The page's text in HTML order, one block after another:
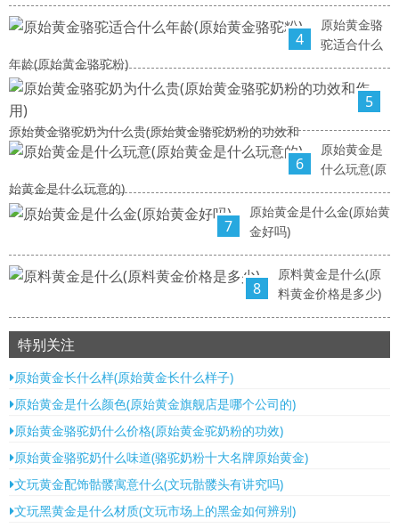
4
原始黄金骆
驼适合什么
年龄(原始黄金骆驼粉)
5
原始黄金骆驼奶为什么贵(原始黄金骆驼奶粉的功效和
6
原始黄金是
什么玩意(原
始黄金是什么玩意的)
7
原始黄金是什么金(原始黄
金好吗)
8
原料黄金是什么(原
料黄金价格是多少)
特别关注
原始黄金长什么样(原始黄金长什么样子)
原始黄金是什么颜色(原始黄金旗舰店是哪个公司的)
原始黄金骆驼奶什么价格(原始黄金驼奶粉的功效)
原始黄金骆驼奶什么味道(骆驼奶粉十大名牌原始黄金)
文玩黄金配饰骷髅寓意什么(文玩骷髅头有讲究吗)
文玩黑黄金是什么材质(文玩市场上的黑金如何辨别)